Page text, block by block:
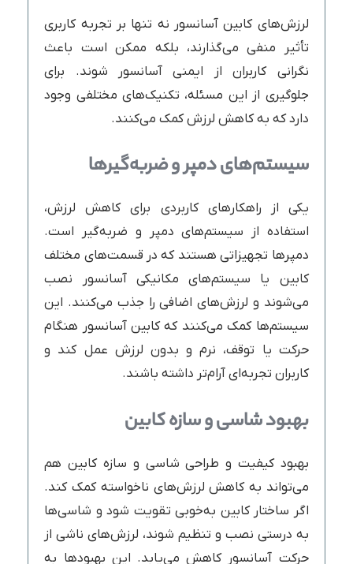
لرزش‌های کابین آسانسور نه تنها بر تجربه کاربری
تأثیر منفی می‌گذارند، بلکه ممکن است باعث
نگرانی کاربران از ایمنی آسانسور شوند. برای
جلوگیری از این مسئله، تکنیک‌های مختلفی وجود
دارد که به کاهش لرزش کمک می‌کنند.
سیستم‌های دمپر و ضربه‌گیرها
یکی از راهکارهای کاربردی برای کاهش لرزش،
استفاده از سیستم‌های دمپر و ضربه‌گیر است.
دمپرها تجهیزاتی هستند که در قسمت‌های مختلف
کابین یا سیستم‌های مکانیکی آسانسور نصب
می‌شوند و لرزش‌های اضافی را جذب می‌کنند. این
سیستم‌ها کمک می‌کنند که کابین آسانسور هنگام
حرکت یا توقف، نرم و بدون لرزش عمل کند و
کاربران تجربه‌ای آرام‌تر داشته باشند.
بهبود شاسی و سازه کابین
بهبود کیفیت و طراحی شاسی و سازه کابین هم
می‌تواند به کاهش لرزش‌های ناخواسته کمک کند.
اگر ساختار کابین به‌خوبی تقویت شود و شاسی‌ها
به درستی نصب و تنظیم شوند، لرزش‌های ناشی از
حرکت آسانسور کاهش می‌یابد. این بهبودها به